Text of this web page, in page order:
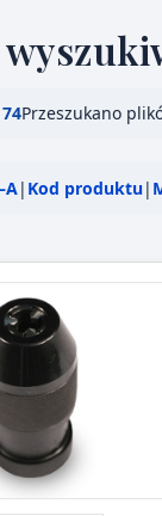
Przeszukano
| Kod produktu|